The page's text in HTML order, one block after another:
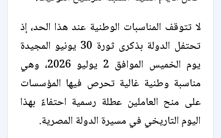
لا تتوقف المناسبات الوطنية عند هذا الحد، إذ
تحتفل الدولة بذكرى ثورة 30 يونيو المجيدة
يوم الخميس الموافق 2 يوليو 2026، وهي
مناسبة وطنية غالية تحرص فيها المؤسسات
على منح العاملين عطلة رسمية احتفاءً بهذا
اليوم التاريخي في مسيرة الدولة المصرية.